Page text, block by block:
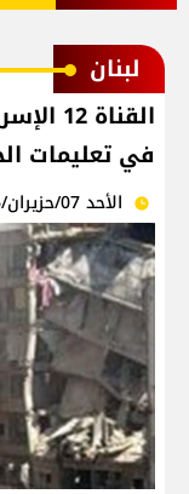
لبنان
في تعليمات
الأحد 07/حزيران/2026 - 05:37 م